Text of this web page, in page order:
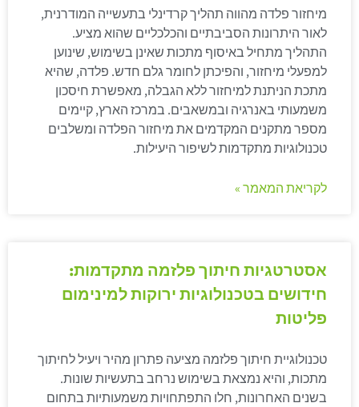
מיחזור פלדה מהווה תהליך קרדינלי בתעשייה המודרנית,
לאור היתרונות הסביבתיים והכלכליים שהוא מציע.
התהליך מתחיל באיסוף מתכות שאינן בשימוש, שינוען
למפעלי מיחזור, והפיכתן לחומר גלם חדש. פלדה, שהיא
מתכת הניתנת למיחזור ללא הגבלה, מאפשרת חיסכון
משמעותי באנרגיה ובמשאבים. במרכז הארץ, קיימים
מספר מתקנים המקדמים את מיחזור הפלדה ומשלבים
טכנולוגיות מתקדמות לשיפור היעילות.
לקריאת המאמר »
אסטרטגיות חיתוך פלזמה מתקדמות:
חידושים בטכנולוגיות ירוקות למינימום
פליטות
טכנולוגיית חיתוך פלזמה מציעה פתרון מהיר ויעיל לחיתוך
מתכות, והיא נמצאת בשימוש נרחב בתעשיות שונות.
בשנים האחרונות, חלו התפתחויות משמעותיות בתחום